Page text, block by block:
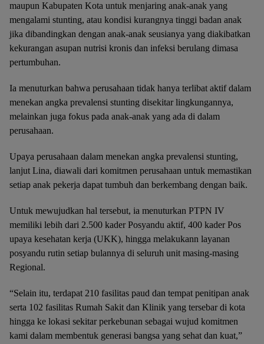
maupun Kabupaten Kota untuk menjaring anak-anak yang
mengalami stunting, atau kondisi kurangnya tinggi badan anak
jika dibandingkan dengan anak-anak seusianya yang diakibatkan
kekurangan asupan nutrisi kronis dan infeksi berulang dimasa
pertumbuhan.
Ia menuturkan bahwa perusahaan tidak hanya terlibat aktif dalam
menekan angka prevalensi stunting disekitar lingkungannya,
melainkan juga fokus pada anak-anak yang ada di dalam
perusahaan.
Upaya perusahaan dalam menekan angka prevalensi stunting,
lanjut Lina, diawali dari komitmen perusahaan untuk memastikan
setiap anak pekerja dapat tumbuh dan berkembang dengan baik.
Untuk mewujudkan hal tersebut, ia menuturkan PTPN IV
memiliki lebih dari 2.500 kader Posyandu aktif, 400 kader Pos
upaya kesehatan kerja (UKK), hingga melakukann layanan
posyandu rutin setiap bulannya di seluruh unit masing-masing
Regional.
“Selain itu, terdapat 210 fasilitas paud dan tempat penitipan anak
serta 102 fasilitas Rumah Sakit dan Klinik yang tersebar di kota
hingga ke lokasi sekitar perkebunan sebagai wujud komitmen
kami dalam membentuk generasi bangsa yang sehat dan kuat,”